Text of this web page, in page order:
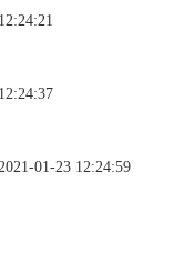
01-23 12:24:59